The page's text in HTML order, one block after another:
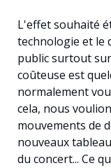
L'effet souhaité
technologie et le
public surtout
coûteuse est
normalement
cela, nous
mouvements de
nouveaux
du concert... Ce